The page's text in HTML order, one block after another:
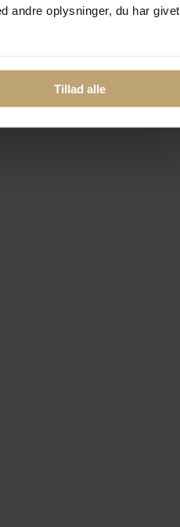
andre oplysninger, du har givet
Tillad alle
Sikker Og Tryg E-Handel